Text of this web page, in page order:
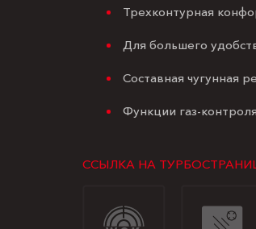
Трехконтурная
Для большего
Составная чугунная
Функции газ-
ССЫЛКА НА